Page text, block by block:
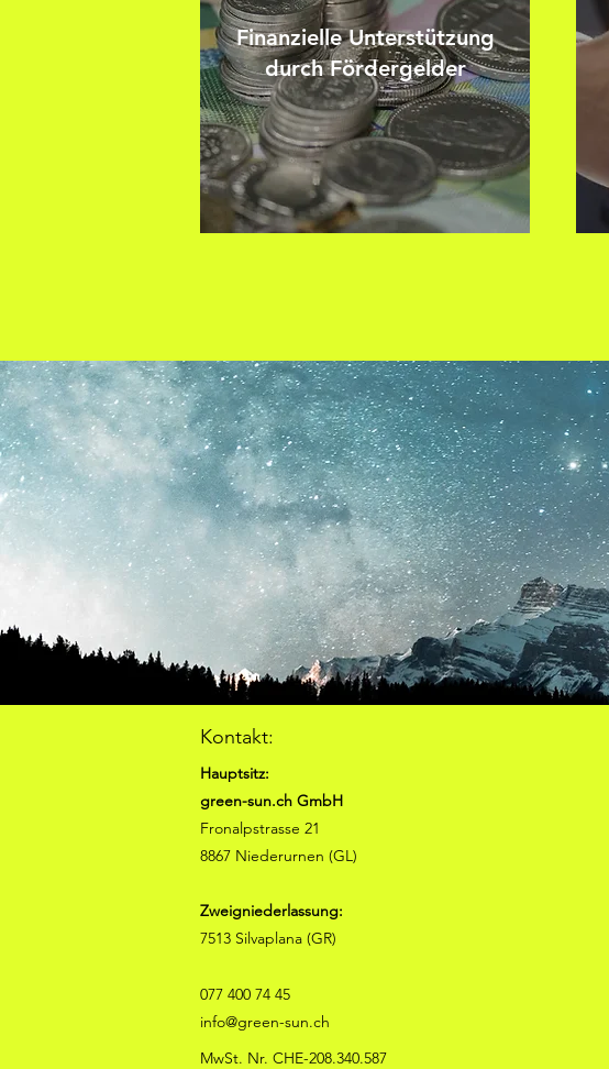
Finanzielle Unterstützung
durch Fördergelder
Kontakt:
Hauptsitz:
green-sun.ch GmbH
Fronalpstrasse 21
8867 Niederurnen (GL)
Zweigniederlassung:
7513 Silvaplana (GR)
077 400 74 45
info@green-sun.ch
MwSt. Nr. CHE-208.340.587